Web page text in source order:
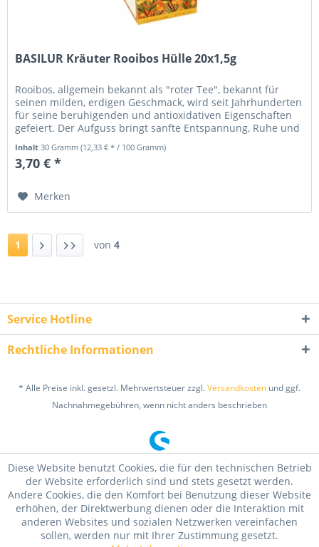
BASILUR Kräuter Rooibos Hülle 20x1,5g
Rooibos, allgemein bekannt als "roter Tee", bekannt für
seinen milden, erdigen Geschmack, wird seit Jahrhunderten
für seine beruhigenden und antioxidativen Eigenschaften
gefeiert. Der Aufguss bringt sanfte Entspannung, Ruhe und
Inhalt30 Gramm(12,33 € * / 100 Gramm)
3,70 € *
Merken
1 von 4
Service Hotline
Rechtliche Informationen
* Alle Preise inkl. gesetzl. Mehrwertsteuer zzgl.Versandkosten und ggf.
Nachnahmegebühren, wenn nicht anders beschrieben
Diese Website benutzt Cookies, die für den technischen Betrieb
der Website erforderlich sind und stets gesetzt werden.
Andere Cookies, die den Komfort bei Benutzung dieser Website
erhöhen, der Direktwerbung dienen oder die Interaktion mit
anderen Websites und sozialen Netzwerken vereinfachen
sollen, werden nur mit Ihrer Zustimmung gesetzt.